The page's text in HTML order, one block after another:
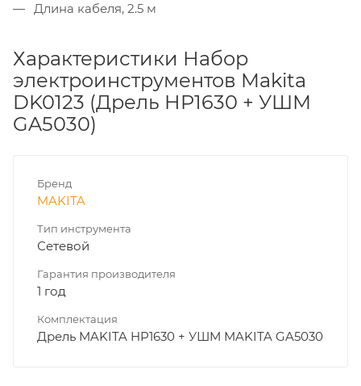
Длина кабеля, 2.5 м
Характеристики Набор
электроинструментов Makita
DK0123 (Дрель HP1630 + УШМ
GA5030)
Бренд
MAKITA
Тип инструмента
Сетевой
Гарантия производителя
1 год
Комплектация
Дрель MAKITA HP1630 + УШМ MAKITA GA5030